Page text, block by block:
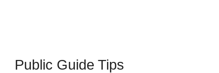
Public Guide Tips